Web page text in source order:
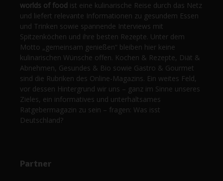
worlds of food ist eine kulinarische Reise durch das Netz
und liefert relevante Informationen zu gesundem Essen
und Trinken sowie spannende Interviews mit
Spitzenköchen und ihre besten Rezepte. Unter dem
Motto „gemeinsam genießen“ bleiben hier keine
kulinarischen Wünsche offen. Kochen & Rezepte, Diät &
Abnehmen, Gesundes & Bio sowie Gastro & Gourmet
sind die Rubriken des Online-Magazins. Ein weites Feld,
vor dessen Hintergrund wir uns – ganz im Sinne unseres
Zieles, ein informatives und unterhaltsames
Ratgebermagazin zu sein – fragen: Was isst
Deutschland?
Partner